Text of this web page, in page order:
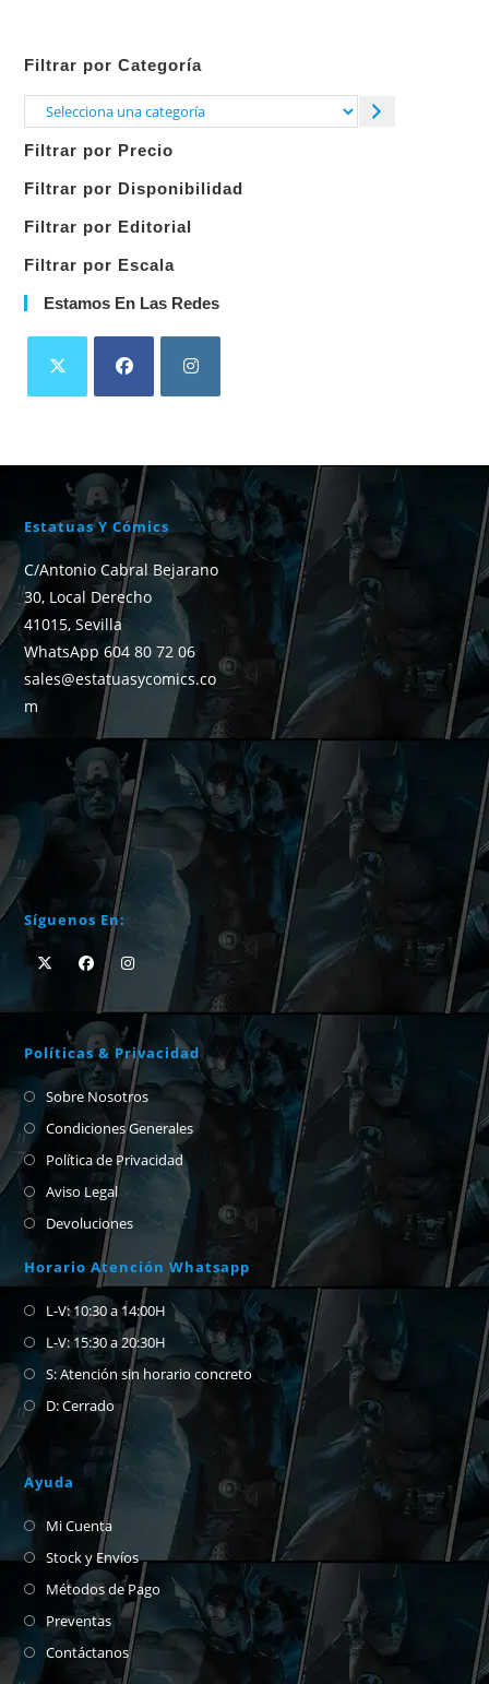
Filtrar por Categoría
Selecciona
categoría
Filtrar por Precio
Filtrar por Disponibilidad
Filtrar por Editorial
Filtrar por Escala
Estamos En Las Redes
Estatuas Y Cómics
C/Antonio Cabral Bejarano
30, Local Derecho
41015, Sevilla
WhatsApp 604 80 72 06
sales@estatuasycomics.co
m
Síguenos En:
Políticas & Privacidad
Sobre Nosotros
Condiciones Generales
Política de Privacidad
Aviso Legal
Devoluciones
Horario Atención Whatsapp
L-V: 10:30 a 14:00H
L-V: 15:30 a 20:30H
S: Atención sin horario concreto
D: Cerrado
Ayuda
Mi Cuenta
Stock y Envíos
Métodos de Pago
Preventas
Contáctanos